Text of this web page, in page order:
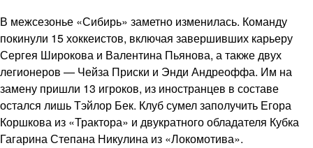
В межсезонье «Сибирь» заметно изменилась. Команду
покинули 15 хоккеистов, включая завершивших карьеру
Сергея Широкова и Валентина Пьянова, а также двух
легионеров — Чейза Приски и Энди Андреоффа. Им на
замену пришли 13 игроков, из иностранцев в составе
остался лишь Тэйлор Бек. Клуб сумел заполучить Егора
Коршкова из «Трактора» и двукратного обладателя Кубка
Гагарина Степана Никулина из «Локомотива».